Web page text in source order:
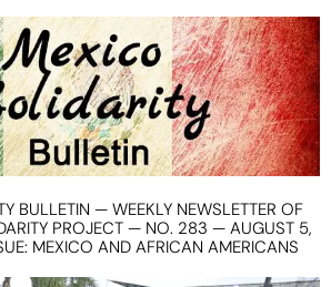
BULLETIN — WEEKLY NEWSLETTER OF
PROJECT — NO. 283 — AUGUST 5,
MEXICO AND AFRICAN AMERICANS